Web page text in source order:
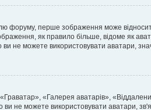
форуму, перше зображення може
як правило більше, відоме як
не можете використовувати аватари,
«Галерея аватарів»,
ви не можете використовувати аватари,